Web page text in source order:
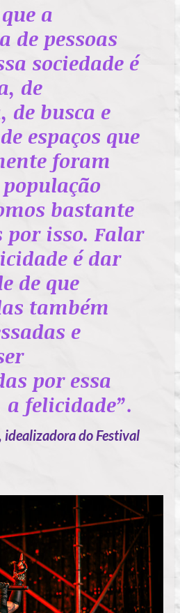
a
de pessoas
sociedade é
de
de busca e
espaços que
foram
bastante
por isso. Falar
é dar
de que
também
e
por essa
felicidade”.
do Festival